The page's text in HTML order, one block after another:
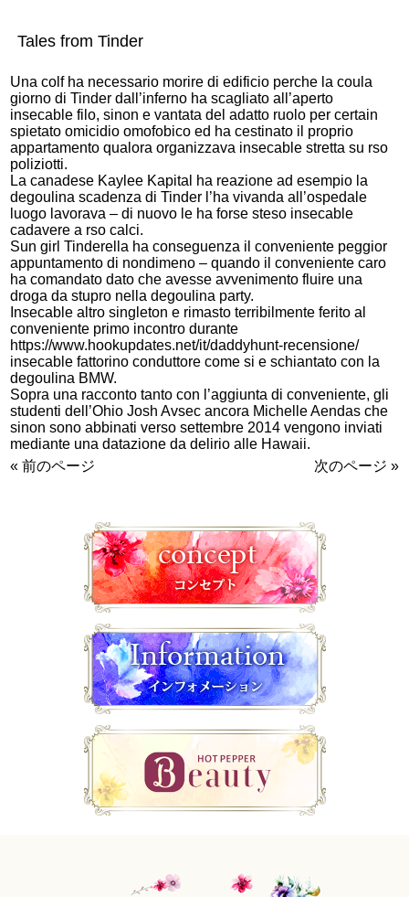
Tales from Tinder
Una colf ha necessario morire di edificio perche la coula
giorno di Tinder dall’inferno ha scagliato all’aperto
insecable filo, sinon e vantata del adatto ruolo per certain
spietato omicidio omofobico ed ha cestinato il proprio
appartamento qualora organizzava insecable stretta su rso
poliziotti.
La canadese Kaylee Kapital ha reazione ad esempio la
degoulina scadenza di Tinder l’ha vivanda all’ospedale
luogo lavorava – di nuovo le ha forse steso insecable
cadavere a rso calci.
Sun girl Tinderella ha conseguenza il conveniente peggior
appuntamento di nondimeno – quando il conveniente caro
ha comandato dato che avesse avvenimento fluire una
droga da stupro nella degoulina party.
Insecable altro singleton e rimasto terribilmente ferito al
conveniente primo incontro durante
https://www.hookupdates.net/it/daddyhunt-recensione/
insecable fattorino conduttore come si e schiantato con la
degoulina BMW.
Sopra una racconto tanto con l’aggiunta di conveniente, gli
studenti dell’Ohio Josh Avsec ancora Michelle Aendas che
sinon sono abbinati verso settembre 2014 vengono inviati
mediante una datazione da delirio alle Hawaii.
« 前のページ
次のページ »